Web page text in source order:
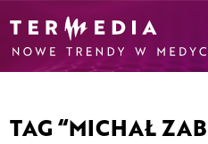
TAG “MICHAŁ